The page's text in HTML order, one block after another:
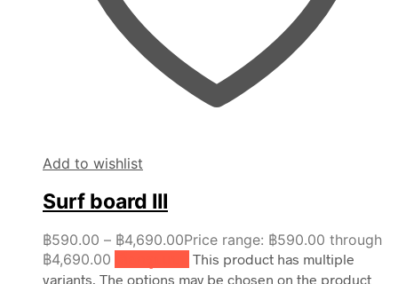
Add to wishlist
Surf board III
฿590.00 – ฿4,690.00Price range: ฿590.00 through
฿4,690.00
This product has multiple
variants. The options may be chosen on the product